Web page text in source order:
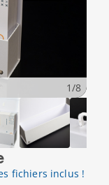
1/8
fichiers inclus !